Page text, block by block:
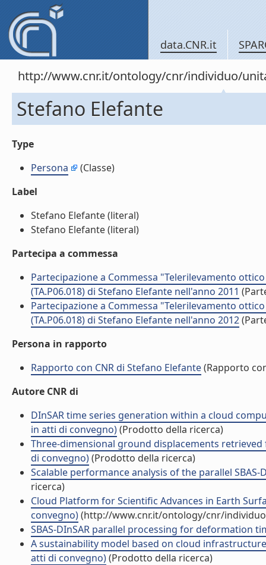
data.CNR.it
http://www.cnr.it/ontology/cnr/individuo/
Stefano Elefante
Type
Persona
(Classe)
Label
Stefano Elefante (literal)
Stefano Elefante (literal)
Partecipa a commessa
Partecipazione a Commessa "Telerilevamento
(TA.P06.018) di Stefano Elefante nell'anno 2011
Partecipazione a Commessa "Telerilevamento
(TA.P06.018) di Stefano Elefante nell'anno 2012
Persona in rapporto
Rapporto con CNR di Stefano Elefante(Rapporto
Autore CNR di
DInSAR time series generation within a cloud
in atti di convegno)(Prodotto della ricerca)
Three-dimensional ground displacements
di convegno)(Prodotto della ricerca)
Scalable performance analysis of the parallel
ricerca)
Cloud Platform for Scientific Advances in Earth
convegno)(http://www.cnr.it/ontology/cnr/
SBAS-DInSAR parallel processing for deformation
A sustainability model based on cloud
atti di convegno)(Prodotto della ricerca)